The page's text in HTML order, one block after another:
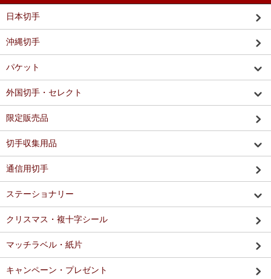
日本切手
沖縄切手
パケット
外国切手・セレクト
限定販売品
切手収集用品
通信用切手
ステーショナリー
クリスマス・複十字シール
マッチラベル・紙片
キャンペーン・プレゼント